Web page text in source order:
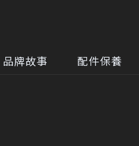
品牌故事 配件保養